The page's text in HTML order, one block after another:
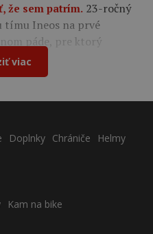
že sem patrím. 23-ročný
tímu Ineos na prvé
páde, pre ktorý
viac
Doplnky Chrániče
Helmy
Kam na bike